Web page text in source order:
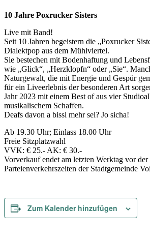
10 Jahre Poxrucker Sisters
Live mit Band!
Seit 10 Jahren begeistern die „Poxrucker
Dialektpop aus dem Mühlviertel.
Sie bestechen mit Bodenhaftung und
wie „Glick“, „Herzklopfn“ oder „Sie“.
Naturgewalt, die mit Energie und Gespür
für ein Liveerlebnis der besonderen Art
Jahr 2023 mit einem Best of aus vier
musikalischem Schaffen.
Deafs davon a bissl mehr sei? Jo sicha!
Ab 19.30 Uhr; Einlass 18.00 Uhr
Freie Sitzplatzwahl
VVK: € 25.- AK: € 30.-
Vorverkauf endet am letzten Werktag vor der
Parteienverkehrszeiten der Stadtgemeinde
Zum Kalender hinzufügen